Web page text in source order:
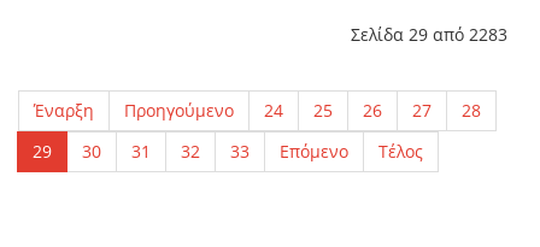
Σελίδα 29 από 2283
Έναρξη Προηγούμενο 24 25 26 27
28
29
30 31 32 33 Επόμενο Τέλος